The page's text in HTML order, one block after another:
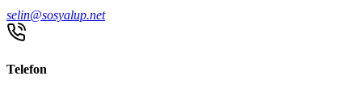
selin@sosyalup.net
Telefon